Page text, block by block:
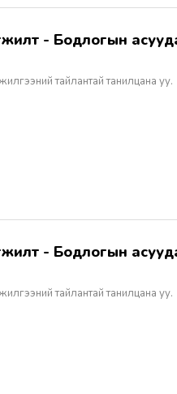
тайлантай танилцана уу.
тайлантай танилцана уу.